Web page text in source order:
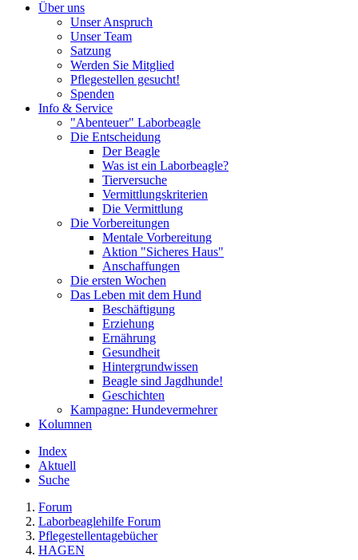
Über uns
Unser Anspruch
Unser Team
Satzung
Werden Sie Mitglied
Pflegestellen gesucht!
Spenden
Info & Service
"Abenteuer" Laborbeagle
Die Entscheidung
Der Beagle
Was ist ein Laborbeagle?
Tierversuche
Vermittlungskriterien
Die Vermittlung
Die Vorbereitungen
Mentale Vorbereitung
Aktion "Sicheres Haus"
Anschaffungen
Die ersten Wochen
Das Leben mit dem Hund
Beschäftigung
Erziehung
Ernährung
Gesundheit
Hintergrundwissen
Beagle sind Jagdhunde!
Geschichten
Kampagne: Hundevermehrer
Kolumnen
Index
Aktuell
Suche
Forum
Laborbeaglehilfe Forum
Pflegestellentagebücher
HAGEN